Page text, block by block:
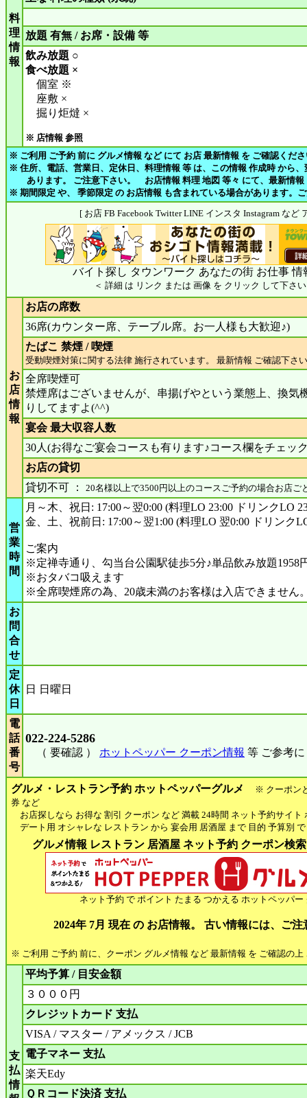
料
理
情
報
放題 有無 / お席・設備 等
飲み放題 ○
食べ放題 ×
個室 ※
座敷 ×
掘り炬燵 ×
※ 店情報 参照
※ ご利用 ご予約 前に グルメ情報 など にて お店 最新情報 を ご確認くだ
※ 住所、電話、営業日、定休日、料理情報 等 は、この情報 作成時 から
あります。 ご注意下さい。 お店情報 料理 地図 等々 にて、最新情報
※ 期間限定 や、 季節限定 の お店情報 も含まれている場合があります。
[ お店 FB Facebook Twitter LINE インスタ Instagram など
バイト探し タウンワーク あなたの街 お仕事 情
＜ 詳細 は リンク または 画像 を クリック して下さ
お
店
情
報
お店の席数
36席(カウンター席、テーブル席。お一人様も大歓迎♪)
たばこ 禁煙 / 喫煙
受動喫煙対策に関する法律 施行されています。 最新情報 ご確認下さ
全席喫煙可
禁煙席はございませんが、串揚げやという業態上、換気
りしてますよ(^^)
宴会 最大収容人数
30人(お得なご宴会コースも有ります♪コース欄をチェッ
お店の貸切
貸切不可 ： 20名様以上で3500円以上のコースご予約の場合お店ご
営
業
時
間
月～木、祝日: 17:00～翌0:00 (料理LO 23:00 ドリンクLO
金、土、祝前日: 17:00～翌1:00 (料理LO 翌0:00 ドリンク
ご案内
※定禅寺通り、勾当台公園駅徒歩5分♪単品飲み放題1958
※おタバコ吸えます
※全席喫煙席の為、20歳未満のお客様は入店できません
お
問
合
せ
定
休
日
日 日曜日
電
話
番
号
022-224-5286
（ 要確認 ） ホットペッパー クーポン情報 等 ご参考
グルメ・レストラン予約 ホットペッパーグルメ
※ クーポン
券 など
お店探しなら お得な 割引 クーポン など 満載 24時間 ネット予約サイト
デート用 オシャレな レストラン から 宴会用 居酒屋 まで 目的 予算別
グルメ情報 レストラン 居酒屋 ネット予約 クーポン検
ネット予約 で ポイント たまる つかえる ホットペッパー
2024年 7月 現在 の お店情報。 古い情報には、ご注
※ ご利用 ご予約 前に、クーポン グルメ情報 など 最新情報 を ご確認の上
支
払
情
平均予算 / 目安金額
３０００円
クレジットカード 支払
VISA / マスター / アメックス / JCB
電子マネー 支払
楽天Edy
ＱＲコード決済 支払